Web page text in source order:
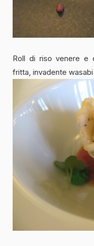
Roll di riso venere e
fritta, invadente